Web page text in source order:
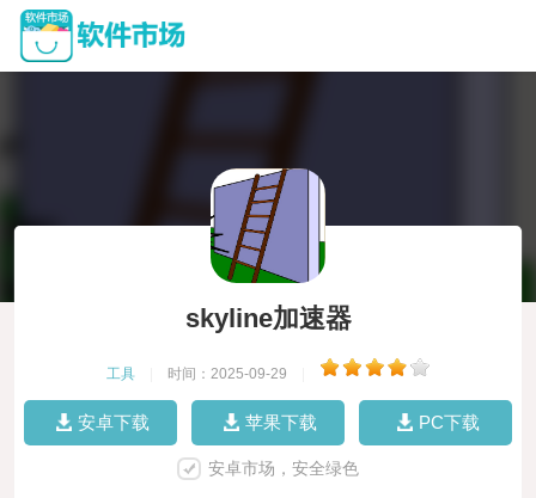
skyline加速器
工具 时间：2025-09-29
安卓下载 苹果下载 PC下载
安卓市场，安全绿色